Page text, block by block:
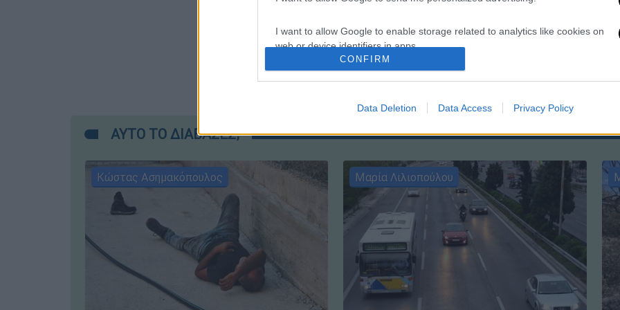
I want to allow Google to enable storage related to analytics like cookies on
web or device identifiers in apps.
I want to allow Google to enable storage related to functionality of the website
I want to allow Google to enable storage related to personalization.
authentication functionality and fraud prevention, and other user protection.
CONFIRM
Data Deletion Data Access Privacy Policy
ΑΥΤΟ ΤΟ ΔΙΑΒΑΣΕΣ;
Κώστας Ασημακόπουλος Μαρία Λιλιοπούλου